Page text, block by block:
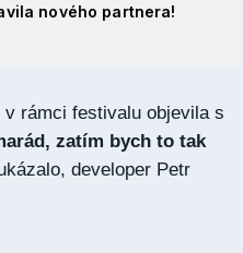
nového partnera!
rámci festivalu objevila s
zatím bych to tak
developer Petr